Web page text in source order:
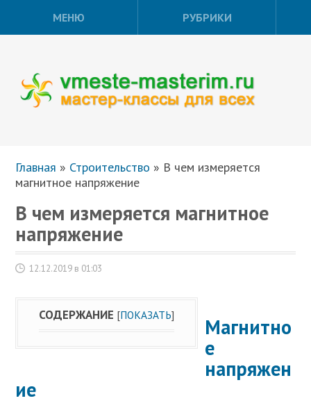
МЕНЮ РУБРИКИ
Главная » Строительство » В чем измеряется
магнитное напряжение
В чем измеряется магнитное
напряжение
12.12.2019 в 01:03
СОДЕРЖАНИЕ [ПОКАЗАТЬ]
Магнитно
е
напряжен
ие